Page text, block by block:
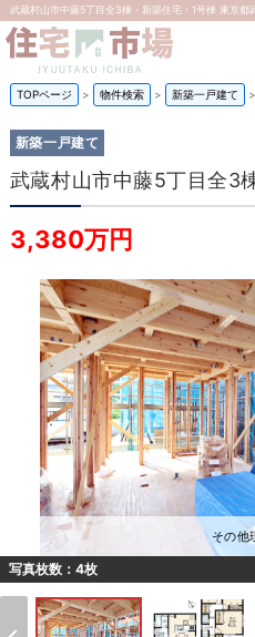
TOPページ > 物件検索 > 新築一戸建て >
新築一戸建て
武蔵村山市中藤5丁目全3
3,380万円
その他
写真枚数：4枚